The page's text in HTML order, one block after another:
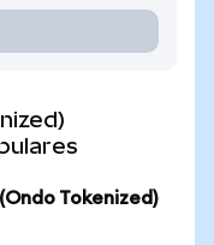
Tokenized)